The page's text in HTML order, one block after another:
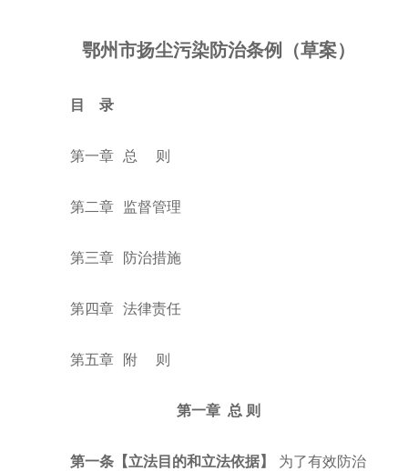
鄂州市扬尘污染防治条例（草案）
目 录
第一章 总 则
第二章 监督管理
第三章 防治措施
第四章 法律责任
第五章 附 则
第一章 总 则
第一条【立法目的和立法依据】 为了有效防治